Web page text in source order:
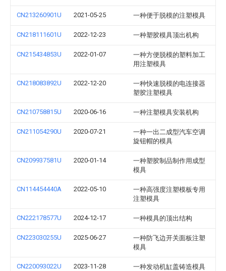
CN213260901U 2021-05-25 一种便于脱模的注塑模具
CN218111601U 2022-12-23 一种塑胶模具顶出机构
CN215434853U 2022-01-07
一种方便脱模的塑料加工
用注塑模具
CN218083892U 2022-12-20
一种快速脱模的电连接器
塑胶注塑模具
CN210758815U 2020-06-16 一种注塑模具安装机构
CN211054290U 2020-07-21
一种一出二成型汽车空调
旋钮帽的模具
CN209937581U 2020-01-14
一种塑胶制品制作用成型
模具
CN114454440A 2022-05-10
一种高强度注塑模板专用
注塑模具
CN222178577U 2024-12-17 一种模具的顶出结构
CN223030255U 2025-06-27
一种防飞边开关面板注塑
模具
CN220093022U 2023-11-28
一种发动机缸盖铸造模具